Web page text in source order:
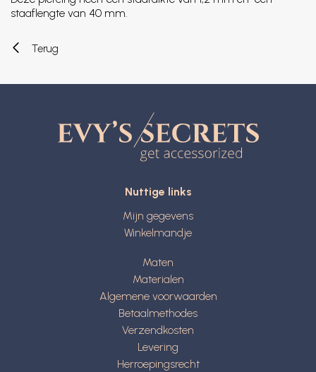
staaflengte van 40 mm.
Terug
Nuttige links
Mijn gegevens
Winkelmandje
Maten
Materialen
Algemene voorwaarden
Betaalmethodes
Verzendkosten
Levering
Herroepingsrecht